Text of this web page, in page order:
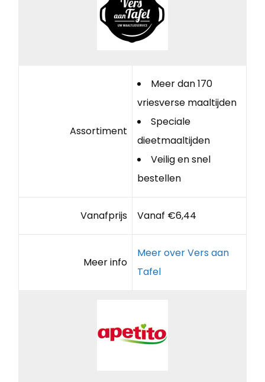
Assortiment
Meer dan 170
vriesverse maaltijden
Speciale
dieetmaaltijden
Veilig en snel
bestellen
Vanafprijs Vanaf €6,44
Meer info
Meer over Vers aan
Tafel